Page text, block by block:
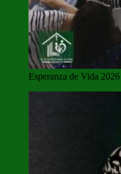
Esperanza de Vida